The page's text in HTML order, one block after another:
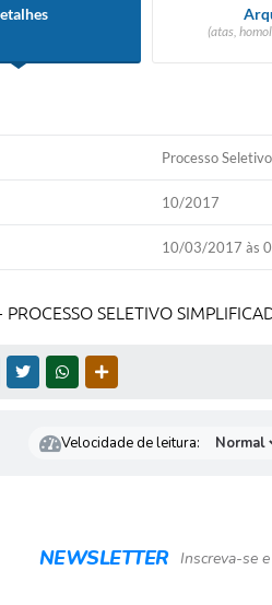
(atas,
Processo Seletivo
10/2017
10/03/2017 às
SELETIVO
MESSENGER
TWITTERWHATSAPP
Velocidade de leitura:
NEWSLETTER Inscreva-se